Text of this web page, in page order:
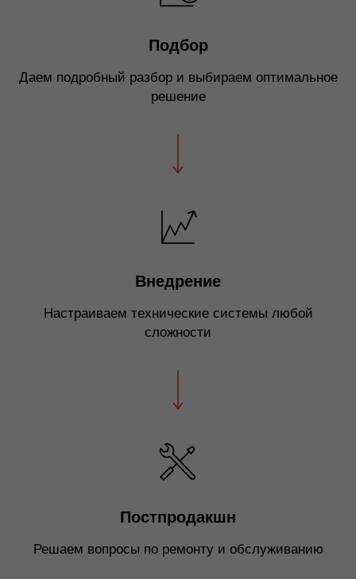
Подбор
Даем подробный разбор и выбираем оптимальное
решение
Внедрение
Настраиваем технические системы любой
сложности
Постпродакшн
Решаем вопросы по ремонту и обслуживанию